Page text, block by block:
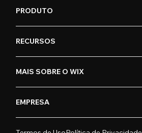
PRODUTO
RECURSOS
MAIS SOBRE O WIX
EMPRESA